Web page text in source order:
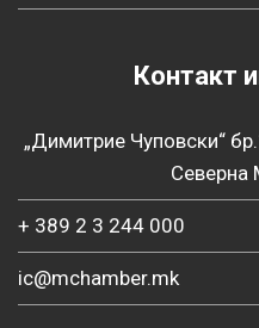
Контакт
„Димитрие Чуповски“
Северна
+ 389 2 3 244 000
ic@mchamber.mk